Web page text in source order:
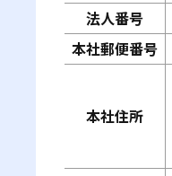
法人番号
本社郵便番号
本社住所